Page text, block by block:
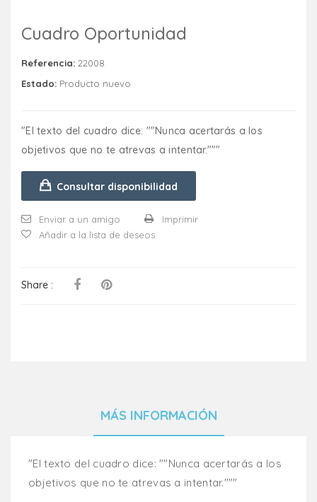
Cuadro Oportunidad
Referencia: 22008
Estado: Producto nuevo
"El texto del cuadro dice: ""Nunca acertarás a los
objetivos que no te atrevas a intentar."""
Consultar disponibilidad
Enviar a un amigo
Imprimir
Añadir a la lista de deseos
Share :
MÁS INFORMACIÓN
"El texto del cuadro dice: ""Nunca acertarás a los
objetivos que no te atrevas a intentar."""